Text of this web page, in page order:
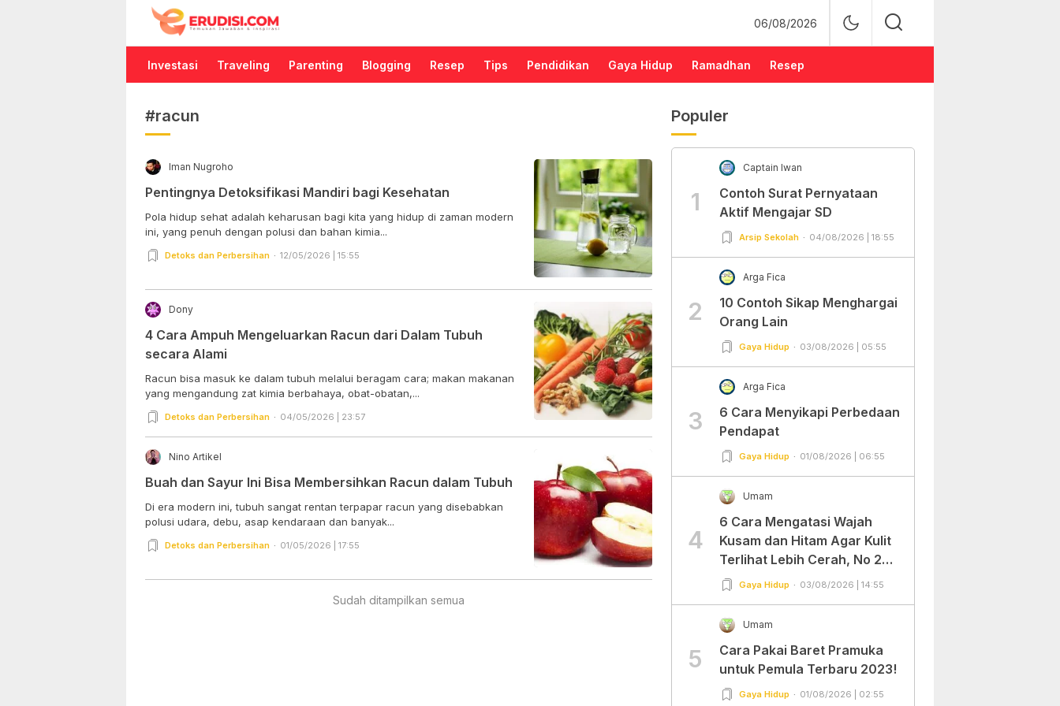
Erudisi
Temukan Jawaban dan Inspirasi
06/08/2026
Investasi Traveling Parenting Blogging Resep Tips Pendidikan Gaya Hidup Ramadhan Resep
#racun
Iman Nugroho
Pentingnya Detoksifikasi Mandiri bagi Kesehatan
Pola hidup sehat adalah keharusan bagi kita yang hidup di zaman modern
ini, yang penuh dengan polusi dan bahan kimia...
Detoks dan Perbersihan 12/05/2026 | 15:55
Dony
4 Cara Ampuh Mengeluarkan Racun dari Dalam Tubuh
secara Alami
Racun bisa masuk ke dalam tubuh melalui beragam cara; makan makanan
yang mengandung zat kimia berbahaya, obat-obatan,...
Detoks dan Perbersihan 04/05/2026 | 23:57
Nino Artikel
Buah dan Sayur Ini Bisa Membersihkan Racun dalam Tubuh
Di era modern ini, tubuh sangat rentan terpapar racun yang disebabkan
polusi udara, debu, asap kendaraan dan banyak...
Detoks dan Perbersihan 01/05/2026 | 17:55
Sudah ditampilkan semua
Populer
1
Captain Iwan
Contoh Surat Pernyataan
Aktif Mengajar SD
Arsip Sekolah 04/08/2026 | 18:55
2
Arga Fica
10 Contoh Sikap Menghargai
Orang Lain
Gaya Hidup 03/08/2026 | 05:55
3
Arga Fica
6 Cara Menyikapi Perbedaan
Pendapat
Gaya Hidup 01/08/2026 | 06:55
4
Umam
6 Cara Mengatasi Wajah
Kusam dan Hitam Agar Kulit
Terlihat Lebih Cerah, No 2
Gampang Banget dan Mudah
Gaya Hidup 03/08/2026 | 14:55
5
Umam
Cara Pakai Baret Pramuka
untuk Pemula Terbaru 2023!
Gaya Hidup 01/08/2026 | 02:55